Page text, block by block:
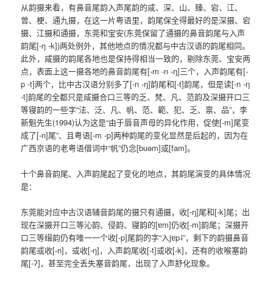
从韵摄来看，有鼻音尾韵入声尾韵的咸、深、山、臻、宕、江、
曾、梗、通九摄，在这一片粤语里，韵尾保全得最好的是深摄、宕
摄、江摄和通摄，东莞和宝安(东莞保留了通摄的鼻音韵尾与入声
韵尾[-ŋ -k])两处例外，其他地点的情况都与中古汉语的韵尾相同。
此外，咸摄的韵尾各地也是保持得相当一致的，剔除东莞、宝安两
点，表面上这一摄各地的鼻音韵尾有[-m -n -ŋ]三个，入声韵尾有[-
p -t]两个，比中古汉语分别多了[-n -ŋ]韵尾和[-t]韵尾，但是读[-n -ŋ
-t]韵尾的全都只是咸摄合口三等的乏、梵、凡、范韵及深摄开口三
等寝韵的一些字“法、泛、凡、帆、范、範、犯、乏、禀、品”，李
新魁先生(1994)认为这是“由于唇音声母的异化作用，促使[-m]尾变
成了[-n]尾”、且粤语[-m -p]两种韵尾的变化显然是后起的，因为在
广西京语的老粤语借词中“帆”仍念[buəm]或[fam]。
十个鼻音韵尾、入声韵尾起了变化的地点，其韵尾演变的具体情况
是：
东莞能对应中古汉语辅音韵尾的摄只有通摄，收[-ŋ]尾和[-k]尾；出
现在深摄开口三等沁韵、侵韵、寝韵的[ɐm]仍收[-m]韵尾；深摄开
口三等缉韵仍有唯一一个收[-p]尾韵的字“入jɐp˨”，剩下的韵摄鼻音
韵尾或收[-n]，或收[-ŋ]，入声韵尾收[-t]或收[-k]，还有的收喉塞韵
尾[-ʔ]，甚至完全丢失塞音韵尾，出现了入声舒化现象。